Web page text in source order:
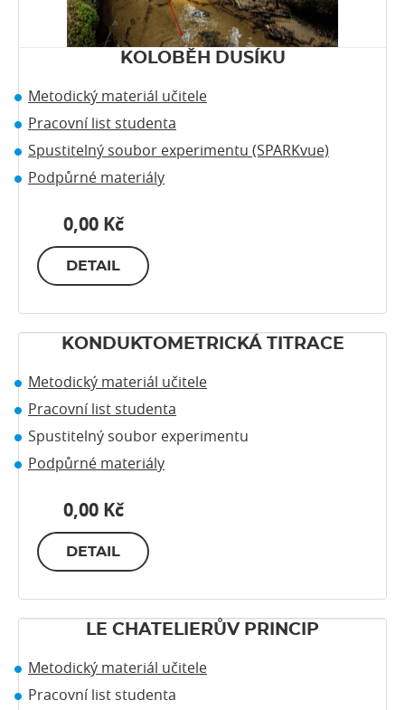
KOLOBĚH DUSÍKU
Metodický materiál učitele
Pracovní list studenta
Spustitelný soubor experimentu (SPARKvue)
Podpůrné materiály
0,00 Kč
DETAIL
KONDUKTOMETRICKÁ TITRACE
Metodický materiál učitele
Pracovní list studenta
Spustitelný soubor experimentu
Podpůrné materiály
0,00 Kč
DETAIL
LE CHATELIERŮV PRINCIP
Metodický materiál učitele
Pracovní list studenta